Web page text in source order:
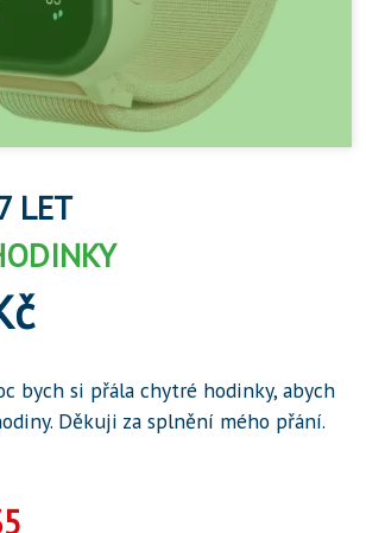
LET
bych si přála chytré hodinky, abych
Děkuji za splnění mého přání.